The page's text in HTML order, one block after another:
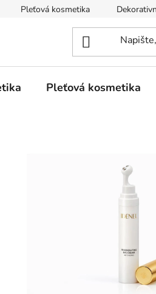
Pleťová kosmetika
Pleťová kosmetika